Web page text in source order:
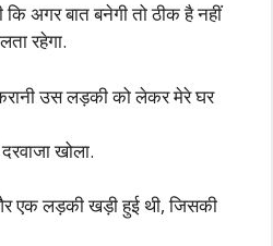
अगर बात बनेगी तो ठीक है नहीं
रहेगा.
उस लड़की को लेकर मेरे घर
खोला.
एक लड़की खड़ी हुई थी, जिसकी